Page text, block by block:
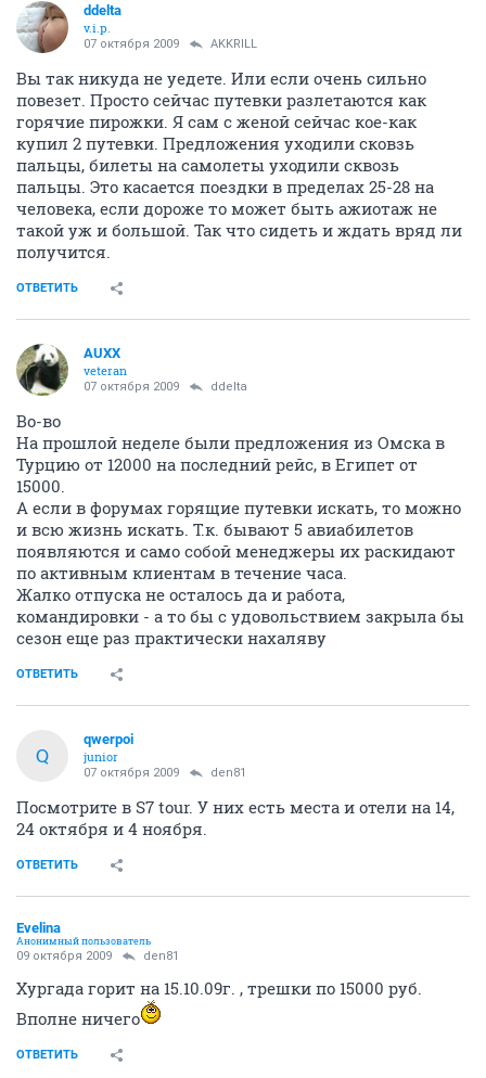
ddelta
v.i.p.
07 октября 2009 AKKRILL
Вы так никуда не уедете. Или если очень сильно
повезет. Просто сейчас путевки разлетаются как
горячие пирожки. Я сам с женой сейчас кое-как
купил 2 путевки. Предложения уходили сковзь
пальцы, билеты на самолеты уходили сквозь
пальцы. Это касается поездки в пределах 25-28 на
человека, если дороже то может быть ажиотаж не
такой уж и большой. Так что сидеть и ждать вряд ли
получится.
ОТВЕТИТЬ
AUXX
veteran
07 октября 2009 ddelta
Во-во
На прошлой неделе были предложения из Омска в
Турцию от 12000 на последний рейс, в Египет от
15000.
А если в форумах горящие путевки искать, то можно
и всю жизнь искать. Т.к. бывают 5 авиабилетов
появляются и само собой менеджеры их раскидают
по активным клиентам в течение часа.
Жалко отпуска не осталось да и работа,
командировки - а то бы с удовольствием закрыла бы
сезон еще раз практически нахаляву
ОТВЕТИТЬ
Q
qwerpoi
junior
07 октября 2009 den81
Посмотрите в S7 tour. У них есть места и отели на 14,
24 октября и 4 ноября.
ОТВЕТИТЬ
Evelina
Анонимный пользователь
09 октября 2009 den81
Хургада горит на 15.10.09г. , трешки по 15000 руб.
Вполне ничего
ОТВЕТИТЬ